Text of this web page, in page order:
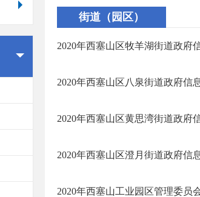
街道（园区）
2020年西塞山区牧羊湖街道政府
2020年西塞山区八泉街道政府信
2020年西塞山区黄思湾街道政府
2020年西塞山区澄月街道政府信
2020年西塞山工业园区管理委员